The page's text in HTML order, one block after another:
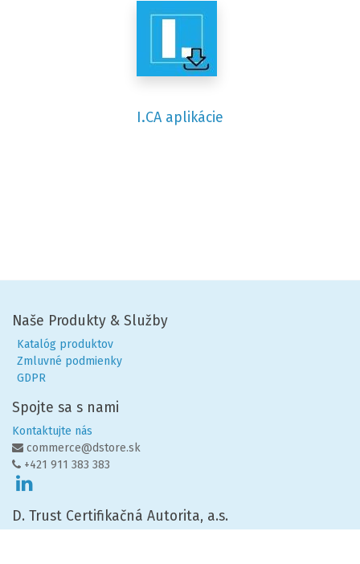
I.CA aplikácie
Naše Produkty & Služby
Katalóg produktov
Zmluvné podmienky
GDPR
Spojte sa s nami
Kontaktujte nás
commerce@dstore.sk
+421 911 383 383
D. Trust Certifikačná Autorita, a.s.